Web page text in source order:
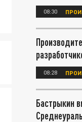
08:30
08:28
Бастрыкин